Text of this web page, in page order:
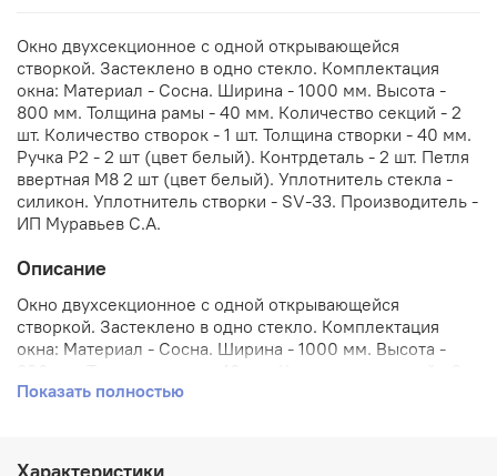
Окно двухсекционное с одной открывающейся
створкой. Застеклено в одно стекло. Комплектация
окна: Материал - Сосна. Ширина - 1000 мм. Высота -
800 мм. Толщина рамы - 40 мм. Количество секций - 2
шт. Количество створок - 1 шт. Толщина створки - 40 мм.
Ручка Р2 - 2 шт (цвет белый). Контрдеталь - 2 шт. Петля
ввертная М8 2 шт (цвет белый). Уплотнитель стекла -
силикон. Уплотнитель створки - SV-33. Производитель -
ИП Муравьев С.А.
Описание
Окно двухсекционное с одной открывающейся
створкой. Застеклено в одно стекло. Комплектация
окна: Материал - Сосна. Ширина - 1000 мм. Высота -
шт. Количество створок - 1 шт. Толщина створки - 40 мм.
силикон. Уплотнитель створки - SV-33. Производитель -
Показать полностью
Характеристики